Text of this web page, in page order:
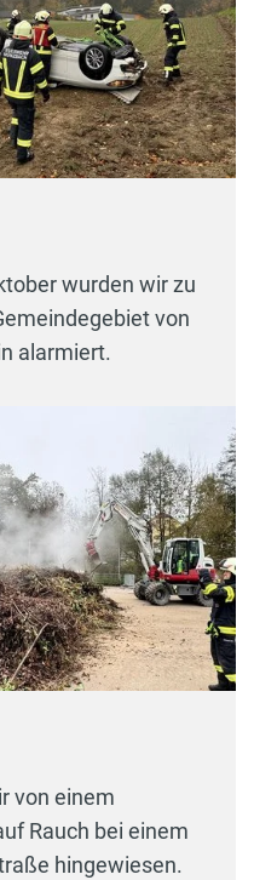
wurden wir zu
von
alarmiert.
von einem
Rauch bei einem
hingewiesen.